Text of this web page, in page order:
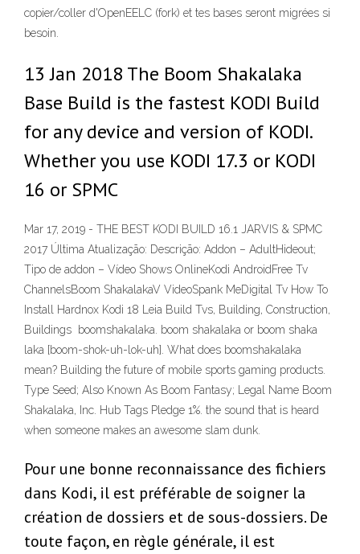
copier/coller d'OpenEELC (fork) et tes bases seront migrées si
besoin.
13 Jan 2018 The Boom Shakalaka
Base Build is the fastest KODI Build
for any device and version of KODI.
Whether you use KODI 17.3 or KODI
16 or SPMC
Mar 17, 2019 - THE BEST KODI BUILD 16.1 JARVIS & SPMC
2017 Última Atualização: Descrição: Addon – AdultHideout;
Tipo de addon – Vídeo Shows OnlineKodi AndroidFree Tv
ChannelsBoom ShakalakaV VideoSpank MeDigital Tv How To
Install Hardnox Kodi 18 Leia Build Tvs, Building, Construction,
Buildings boomshakalaka. boom shakalaka or boom shaka
laka [boom-shok-uh-lok-uh]. What does boomshakalaka
mean? Building the future of mobile sports gaming products.
Type Seed; Also Known As Boom Fantasy; Legal Name Boom
Shakalaka, Inc. Hub Tags Pledge 1%. the sound that is heard
when someone makes an awesome slam dunk.
Pour une bonne reconnaissance des fichiers
dans Kodi, il est préférable de soigner la
création de dossiers et de sous-dossiers. De
toute façon, en règle générale, il est